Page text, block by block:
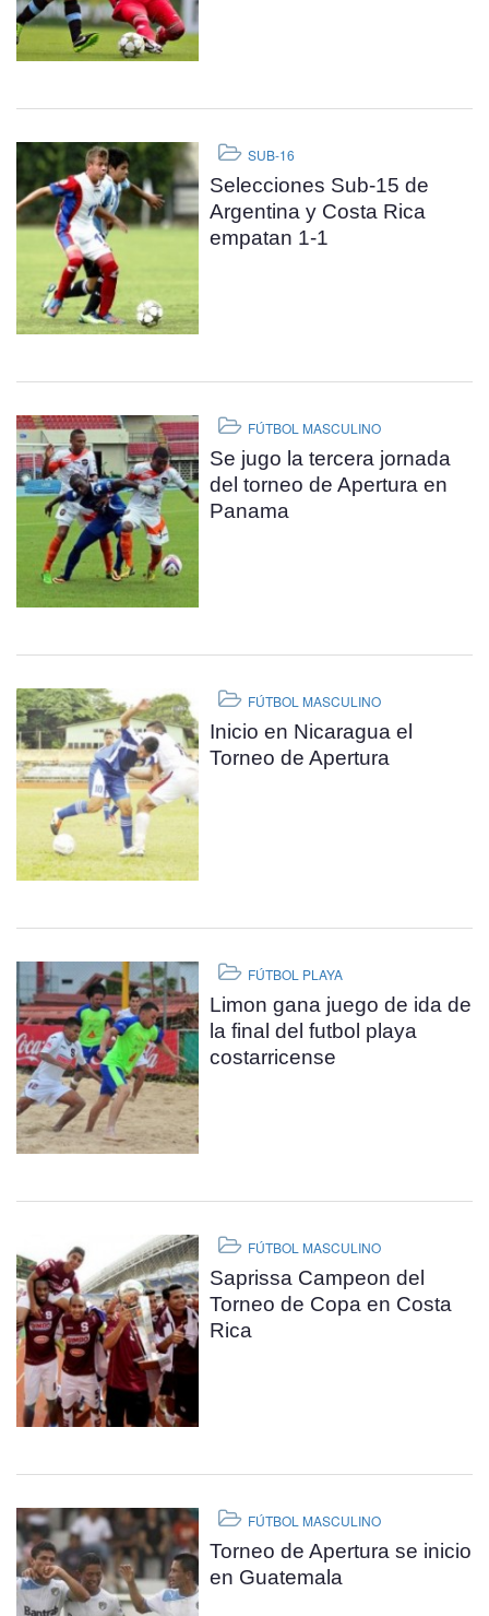
SUB-16
Selecciones Sub-15 de
Argentina y Costa Rica
empatan 1-1
FÚTBOL MASCULINO
Se jugo la tercera jornada
del torneo de Apertura en
Panama
FÚTBOL MASCULINO
Inicio en Nicaragua el
Torneo de Apertura
FÚTBOL PLAYA
Limon gana juego de ida de
la final del futbol playa
costarricense
FÚTBOL MASCULINO
Saprissa Campeon del
Torneo de Copa en Costa
Rica
FÚTBOL MASCULINO
Torneo de Apertura se inicio
en Guatemala